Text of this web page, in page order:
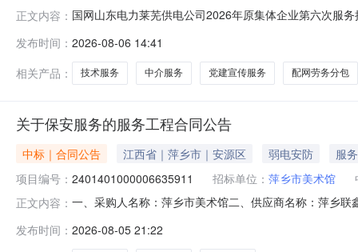
正文内容： 国网山东电力莱芜供电公司2026年原集体企业第六次服
发布时间： 2026-08-06 14:41
相关产品：
技术服务 中介服务 党建宣传服务 配网劳务分包
关于保安服务的服务工程合同公告
中标｜合同公告 江西省｜萍乡市｜安源区 弱电安防
服务
项目编号： 2401401000006635911 招标单位： 萍乡市美术馆
正文内容： 一、采购人名称：萍乡市美术馆二、供应商名称：萍乡
况：七、其它事项：无八、联系方式1、采购人名称：萍
发布时间： 2026-08-05 21:22